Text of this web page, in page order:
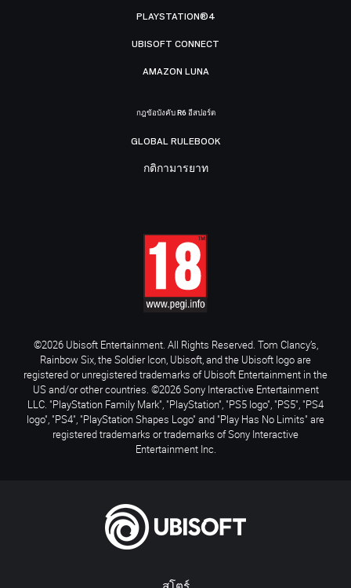
PLAYSTATION®4
UBISOFT CONNECT
AMAZON LUNA
กฎข้อบังคับ R6 อีสปอร์ต
GLOBAL RULEBOOK
กติกามารยาท
©2026 Ubisoft Entertainment. All Rights Reserved. Tom Clancy’s,
Rainbow Six, the Soldier Icon, Ubisoft, and the Ubisoft logo are
registered or unregistered trademarks of Ubisoft Entertainment in the
US and/or other countries. ©2026 Sony Interactive Entertainment
LLC. "PlayStation Family Mark", "PlayStation", "PS5 logo", "PS5", "PS4
logo", "PS4", "PlayStation Shapes Logo" and "Play Has No Limits" are
registered trademarks or trademarks of Sony Interactive
Entertainment Inc.